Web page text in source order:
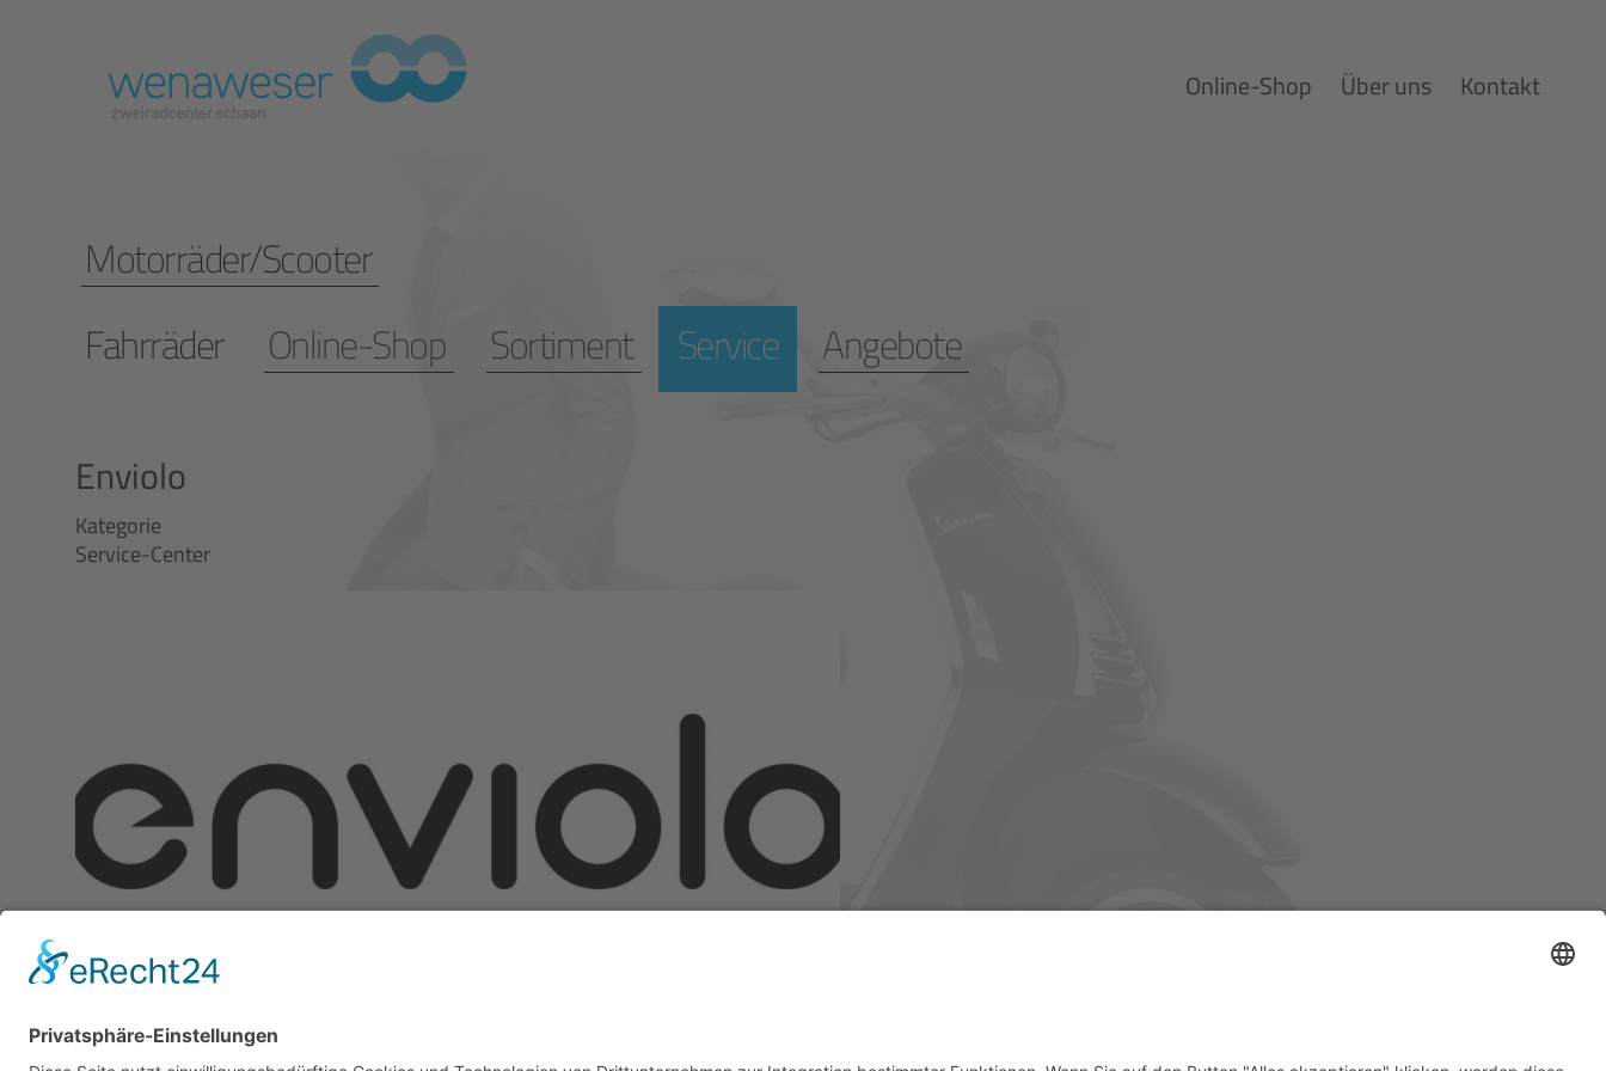
Online-Shop Über uns Kontakt
Motorräder/Scooter
Fahrräder
Online-Shop Sortiment Service Angebote
Enviolo
Kategorie
Service-Center